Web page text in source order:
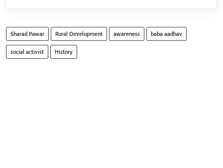
Sharad Pawar Rural Development awareness
baba aadhav
social activist
History